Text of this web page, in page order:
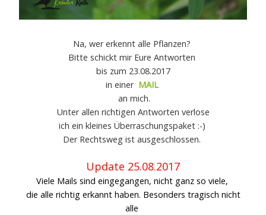
Na, wer erkennt alle Pflanzen?
Bitte schickt mir Eure Antworten
bis zum 23.08.2017
in einer MAIL
an mich.
Unter allen richtigen Antworten verlose
ich ein kleines Überraschungspaket :-)
Der Rechtsweg ist ausgeschlossen.
Update 25.08.2017
Viele Mails sind eingegangen, nicht ganz so viele,
die alle richtig erkannt haben. Besonders tragisch nicht
alle